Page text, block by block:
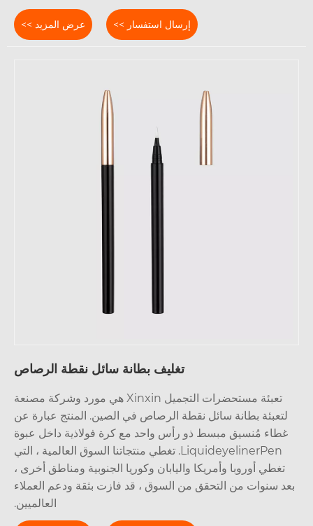
عرض المزيد >> إرسال استفسار >>
تغليف بطانة سائل نقطة الرصاص
تعبئة مستحضرات التجميل Xinxin هي مورد وشركة مصنعة
لتعبئة بطانة سائل نقطة الرصاص في الصين. المنتج عبارة عن
غطاء مُنسيق مبسط ذو رأس واحد مع كرة فولاذية داخل عبوة
LiquideyelinerPen. تغطي منتجاتنا السوق العالمية ، التي
تغطي أوروبا وأمريكا واليابان وكوريا الجنوبية ومناطق أخرى ،
سنوات من التحقق من السوق ، قد فازت بثقة ودعم العملاء
العالميين.